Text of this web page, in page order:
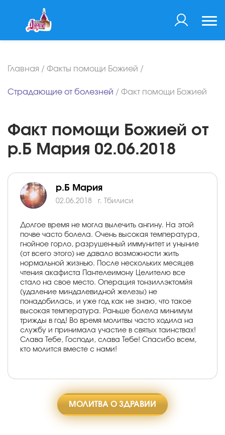
Главная / Факты помощи Божией /
Страдающие от болезней / Факт помощи Божией
Факт помощи Божией от
р.Б Мария 02.06.2018
р.Б Мария
02.06.2018 г. Тбилиси
Долгое время не могла вылечить ангину. На этой
почве часто болела. Очень высокая температура,
гнойное горло, разрушенный иммунитет и уныние
(от всего этого) не давало возможности жить
нормальной жизнью. После нескольких месяцев
чтения акафиста Пантелеимону Целителю все
стало на свое место. Операция тонзиллэктоми́я
(удаление миндалевидной железы) не
понадобилась, и уже год как не знаю, что такое
высокая температура. Раньше болела минимум
трижды в год! Во время молитвы часто ходила на
службу и принимала участие в святых таинствах!
Слава Тебе, Господи, слава Тебе! Спасибо всем,
кто молится вместе с нами!
МОЛИТВА О ЗДРАВИИ